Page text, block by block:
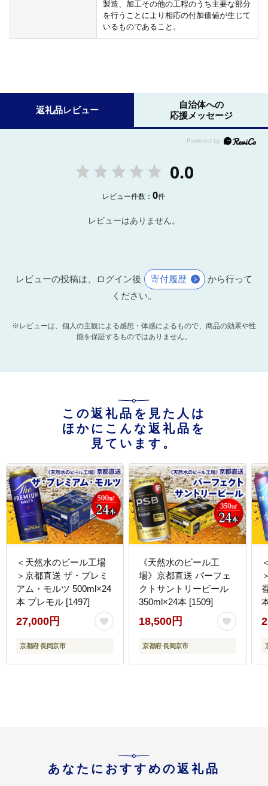
製造、加工その他の工程のうち主要な部分
を行うことにより相応の付加価値が生じて
いるものであること。
返礼品レビュー
自治体への
応援メッセージ
0.0
レビュー件数：0件
レビューはありません。
レビューの投稿は、ログイン後 寄付履歴
から行って
ください。
※レビューは、個人の主観による感想・体感によるもので、商品の効果や性
能を保証するものではありません。
この返礼品を見た人は
ほかにこんな返礼品を
見ています。
＜天然水のビール工場
＞京都直送 ザ・プレミ
アム・モルツ 500ml×24
本 プレモル [1497]
27,000円
京都府 長岡京市
《天然水のビール工
場》京都直送 パーフェ
クトサントリービール
350ml×24本 [1509]
18,500円
京都府 長岡京市
あなたにおすすめの返礼品